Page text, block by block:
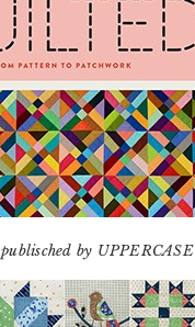
publisched by UPPERCASE